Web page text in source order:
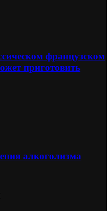
французском
приготовить
алкоголизма